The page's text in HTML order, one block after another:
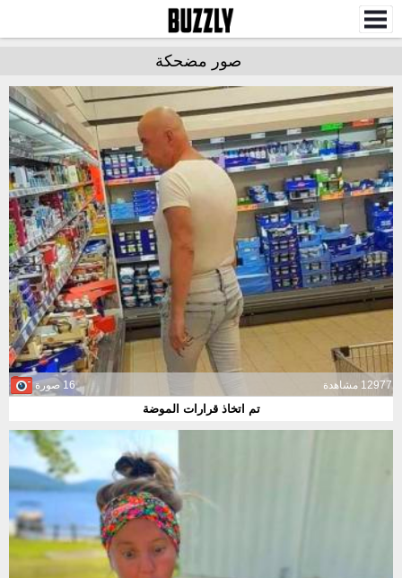
صور مضحكة
16 صورة 12977 مشاهدة
تم اتخاذ قرارات الموضة